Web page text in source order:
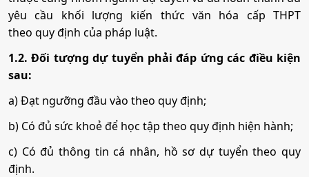
yêu cầu khối lượng kiến thức văn hóa cấp THPT
theo quy định của pháp luật.
1.2. Đối tượng dự tuyển phải đáp ứng các điều kiện
sau:
a) Đạt ngưỡng đầu vào theo quy định;
b) Có đủ sức khoẻ để học tập theo quy định hiện hành;
c) Có đủ thông tin cá nhân, hồ sơ dự tuyển theo quy
định.